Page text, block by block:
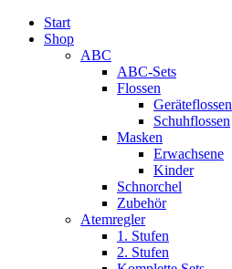
Start
Shop
ABC
ABC-Sets
Flossen
Geräteflossen
Schuhflossen
Masken
Erwachsene
Kinder
Schnorchel
Zubehör
Atemregler
1. Stufen
2. Stufen